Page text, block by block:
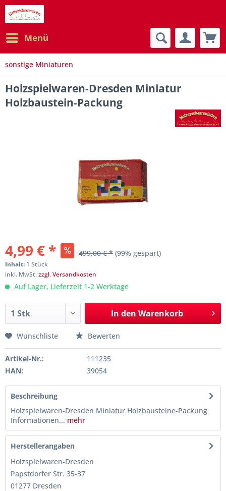
Menü
sonstige Miniaturen
Holzspielwaren-Dresden Miniatur
Holzbaustein-Packung
4,99 € * 499,00 € * (99% gespart)
Inhalt: 1 Stück
inkl. MwSt.zzgl. Versandkosten
Auf Lager, Lieferzeit 1-2 Werktage
In den Warenkorb
Wunschliste Bewerten
Artikel-Nr.:
111235
HAN:
39054
Beschreibung
Holzspielwaren-Dresden Miniatur Holzbausteine-Packung
Informationen... mehr
Herstellerangaben
Holzspielwaren-Dresden
Papstdorfer Str. 35-37
01277 Dresden